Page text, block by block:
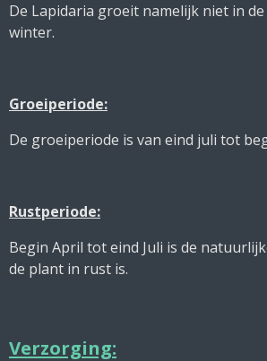
De Lapidaria groeit namelijk niet in
winter.
Groeiperiode:
De groeiperiode is van eind juli tot
Rustperiode:
Begin April tot eind Juli is de
de plant in rust is.
Verzorging: